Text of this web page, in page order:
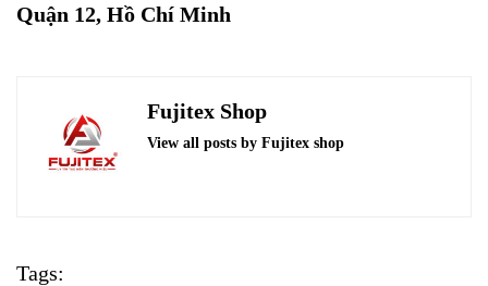
Quận 12, Hồ Chí Minh
Fujitex Shop
View all posts by Fujitex shop
Tags: